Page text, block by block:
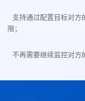
支持通过配置目标对方
限；
不再需要继续监控对方